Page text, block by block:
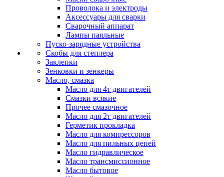
Проволока и электроды
Аксессуары для сварки
Сварочный аппарат
Лампы паяльные
Пуско-зарядные устройства
Скобы для степлера
Заклепки
Зенковки и зенкеры
Масло, смазка
Масло для 4т двигателей
Смазки всякие
Прочее смазочное
Масло для 2т двигателей
Герметик прокладка
Масло для компрессоров
Масло для пильных цепей
Масло гидравлическое
Масло трансмиссионное
Масло бытовое